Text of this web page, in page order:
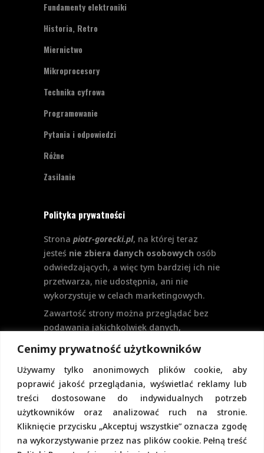
Cenimy prywatność użytkowników
Używamy tylko anonimowych plików cookie, aby
poprawić jakość przeglądania, wyświetlać reklamy lub
treści dostosowane do indywidualnych potrzeb
użytkowników oraz analizować ruch na stronie.
Kliknięcie przycisku „Akceptuj wszystkie” oznacza zgodę
na wykorzystywanie przez nas plików cookie. Pełną treść
Fundamenty elektroniki
Historia, Retro
Miernictwo
Mikroprocesory
Technika cyfrowa
Programowanie
Pytania i odpowiedzi
Różne
Zasilanie
Polityka prywatności
Strona piotr-gorecki.pl, na której teraz
jesteś nie zbiera danych osobowych osób
odwiedzających, a więc tym bardziej ich nie
przetwarza, nie udostępnia, ani nie
wykorzystuje w celach marketingowych.
Zawartość strony można przeglądać bez
podawania jakichkolwiek danych,
logowanie. Aktualnie na stronie nie
przewiduje się formularzy kontaktowych
ani systemu komentarzy, co wiązałoby się
z udostępnianiem i przetwarzaniem
danych osobowych.
Pełną politykę prywatności znajdziecie
pod tym linkiem.